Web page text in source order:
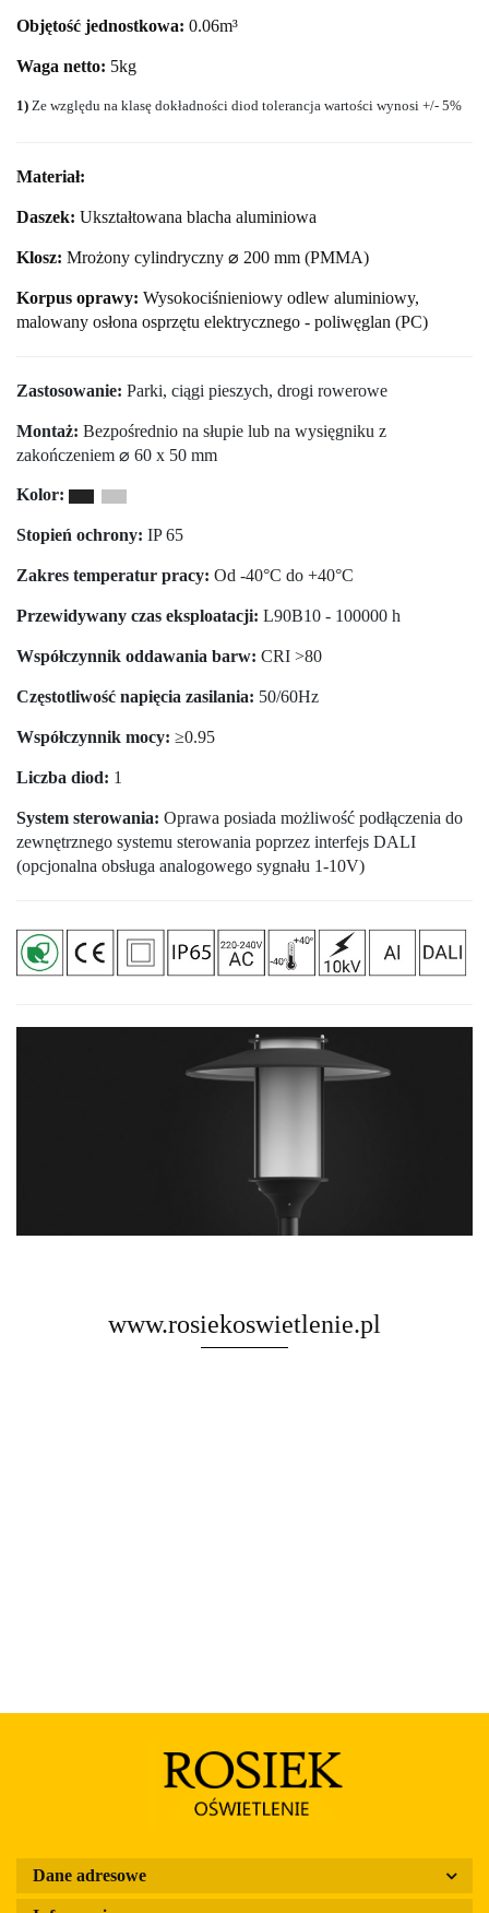
Objętość jednostkowa: 0.06m³
Waga netto: 5kg
1) Ze względu na klasę dokładności diod tolerancja wartości wynosi +/- 5%
Materiał:
Daszek: Ukształtowana blacha aluminiowa
Klosz: Mrożony cylindryczny ⌀ 200 mm (PMMA)
Korpus oprawy: Wysokociśnieniowy odlew aluminiowy,
malowany osłona osprzętu elektrycznego - poliwęglan (PC)
Zastosowanie: Parki, ciągi pieszych, drogi rowerowe
Montaż: Bezpośrednio na słupie lub na wysięgniku z
zakończeniem ⌀ 60 x 50 mm
Kolor:
Stopień ochrony: IP 65
Zakres temperatur pracy: Od -40°C do +40°C
Przewidywany czas eksploatacji: L90B10 - 100000 h
Współczynnik oddawania barw: CRI >80
Częstotliwość napięcia zasilania: 50/60Hz
Współczynnik mocy: ≥0.95
Liczba diod: 1
System sterowania: Oprawa posiada możliwość podłączenia do
zewnętrznego systemu sterowania poprzez interfejs DALI
(opcjonalna obsługa analogowego sygnału 1-10V)
www.rosiekoswietlenie.pl
Dane adresowe